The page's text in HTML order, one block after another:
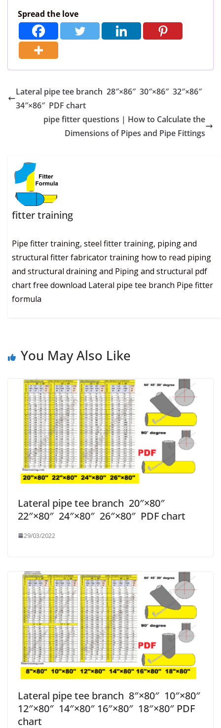
Spread the love
Lateral pipe tee branch 28″×86″ 30″×86″ 32″×86″
34″×86″ PDF chart
pipe fitter questions | How to Calculate the
Dimensions of Pipes and Pipe Fittings
fitter training
Pipe fitter training, steel fitter training, piping and
structural fitter fabricator training how to read piping
and structural draining and Piping and structural pdf
chart free download Lateral pipe tee branch Pipe fitter
formula
You May Also Like
Lateral pipe tee branch 20″×80″
22″×80″ 24″×80″ 26″×80″ PDF chart
29/03/2022
Lateral pipe tee branch 8″×80″ 10″×80″
12″×80″ 14″×80″ 16″×80″ 18″×80″ PDF
chart